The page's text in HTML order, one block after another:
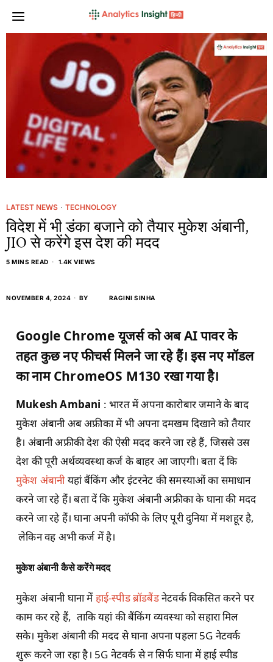
LATEST NEWS · TECHNOLOGY
विदेश में भी डंका बजाने को तैयार मुकेश अंबानी,
JIO से करेंगे इस देश की मदद
5 MINS READ 1.4K VIEWS
NOVEMBER 4, 2024 BY RAGINI SINHA
Google Chrome यूजर्स को अब AI पावर के
तहत कुछ नए फीचर्स मिलने जा रहे हैं। इस नए मॉडल
का नाम ChromeOS M130 रखा गया है।
Mukesh Ambani : भारत में अपना कारोबार जमाने के बाद
मुकेश अंबानी अब अफ्रीका में भी अपना दमखम दिखाने को तैयार
है। अंबानी अफ्रीकी देश की ऐसी मदद करने जा रहे हैं, जिससे उस
देश की पूरी अर्थव्यवस्था कर्ज के बाहर आ जाएगी। बता दें कि
मुकेश अंबानीयहां बैंकिंग और इंटरनेट की समस्याओं का समाधान
करने जा रहे हैं। बता दें कि मुकेश अंबानी अफ्रीका के घाना की मदद
करने जा रहे हैं। घाना अपनी कॉफी के लिए पूरी दुनिया में मशहूर है,
लेकिन वह अभी कर्ज में है।
मुकेश अंबानी कैसे करेंगे मदद
मुकेश अंबानी घाना मेंहाई-स्पीड ब्रॉडबैंडनेटवर्क विकसित करने पर
काम कर रहे हैं, ताकि यहां की बैंकिंग व्यवस्था को सहारा मिल
सके। मुकेश अंबानी की मदद से घाना अपना पहला 5G नेटवर्क
शुरू करने जा रहा है। 5G नेटवर्क से न सिर्फ घाना में हाई स्पीड